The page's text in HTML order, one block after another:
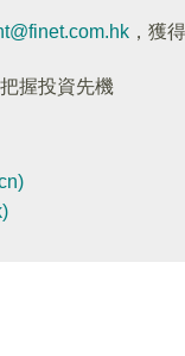
，獲
握投資先機